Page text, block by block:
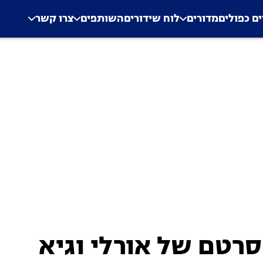
Application error: a
. כפוליםמדורים לוח שידוריםהשותפים צרו קשר
של אורלי וגיא